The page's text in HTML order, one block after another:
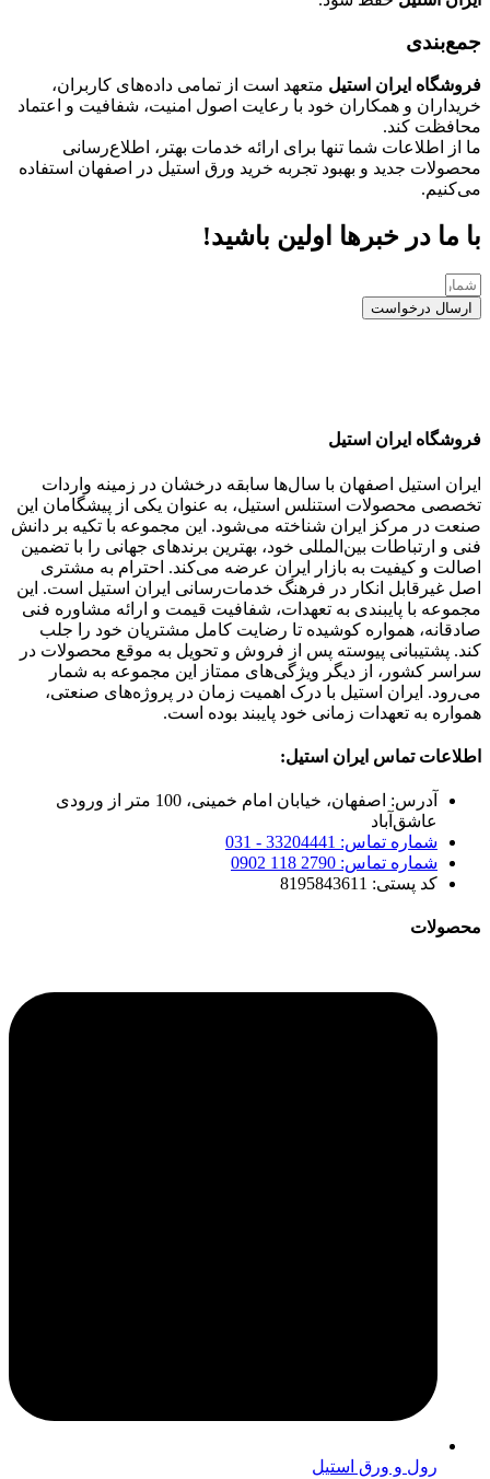
جمع‌بندی
فروشگاه ایران استیل متعهد است از تمامی داده‌های کاربران،
خریداران و همکاران خود با رعایت اصول امنیت، شفافیت و اعتماد
محافظت کند.
ما از اطلاعات شما تنها برای ارائه خدمات بهتر، اطلاع‌رسانی
محصولات جدید و بهبود تجربه خرید ورق استیل در اصفهان استفاده
می‌کنیم.
با ما در خبرها اولین باشید!
ارسال درخواست
فروشگاه ایران استیل
ایران استیل اصفهان با سال‌ها سابقه درخشان در زمینه واردات
تخصصی محصولات استنلس استیل، به عنوان یکی از پیشگامان این
صنعت در مرکز ایران شناخته می‌شود. این مجموعه با تکیه بر دانش
فنی و ارتباطات بین‌المللی خود، بهترین برندهای جهانی را با تضمین
اصالت و کیفیت به بازار ایران عرضه می‌کند. احترام به مشتری
اصل غیرقابل انکار در فرهنگ خدمات‌رسانی ایران استیل است. این
مجموعه با پایبندی به تعهدات، شفافیت قیمت و ارائه مشاوره فنی
صادقانه، همواره کوشیده تا رضایت کامل مشتریان خود را جلب
کند. پشتیبانی پیوسته پس از فروش و تحویل به موقع محصولات در
سراسر کشور، از دیگر ویژگی‌های ممتاز این مجموعه به شمار
می‌رود. ایران استیل با درک اهمیت زمان در پروژه‌های صنعتی،
همواره به تعهدات زمانی خود پایبند بوده است.
اطلاعات تماس ایران استیل:
آدرس: اصفهان، خیابان امام خمینی، 100 متر از ورودی
عاشق‌آباد
شماره تماس: 33204441 - 031
شماره تماس: 2790 118 0902
کد پستی: 8195843611
محصولات
رول و ورق استیل